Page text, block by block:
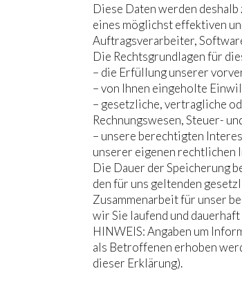
Diese Daten werden
eines möglichst effektiven
Auftragsverarbeiter,
Die Rechtsgrundlagen für
– die Erfüllung unserer
– von Ihnen eingeholte
– gesetzliche, vertragliche
Rechnungswesen, Steuer-
– unsere berechtigten
unserer eigenen rechtlichen
Die Dauer der Speicherung
den für uns geltenden
Zusammenarbeit für unser
wir Sie laufend und
HINWEIS: Angaben um
als Betroffenen erhoben
dieser Erklärung).